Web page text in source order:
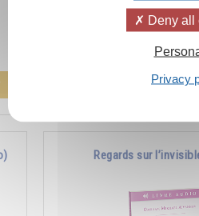
La meilleure arme
Regards sur
Deny all
Privacy